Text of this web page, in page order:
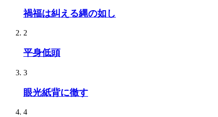
禍福は糾える縄の如し
2
平身低頭
3
眼光紙背に徹す
4